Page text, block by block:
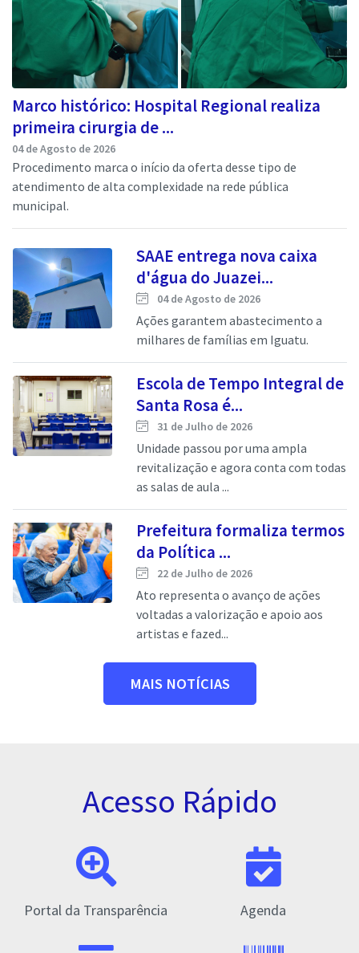
Marco histórico: Hospital Regional realiza
primeira cirurgia de ...
04 de Agosto de 2026
Procedimento marca o início da oferta desse tipo de
atendimento de alta complexidade na rede pública
municipal.
SAAE entrega nova caixa
d'água do Juazei...
04 de Agosto de 2026
Ações garantem abastecimento a
milhares de famílias em Iguatu.
Escola de Tempo Integral de
Santa Rosa é...
31 de Julho de 2026
Unidade passou por uma ampla
revitalização e agora conta com todas
as salas de aula ...
Prefeitura formaliza termos
da Política ...
22 de Julho de 2026
Ato representa o avanço de ações
voltadas a valorização e apoio aos
artistas e fazed...
MAIS NOTÍCIAS
Acesso Rápido
Portal da Transparência Agenda